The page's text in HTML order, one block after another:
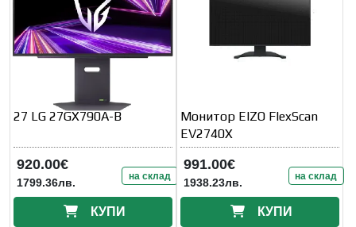
27 LG 27GX790A-B
920.00€
1799.36лв. на склад
КУПИ
Монитор EIZO FlexScan
EV2740X
991.00€
1938.23лв. на склад
КУПИ